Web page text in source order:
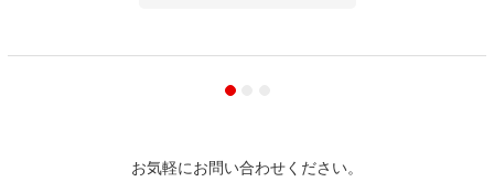
お気軽にお問い合わせください。